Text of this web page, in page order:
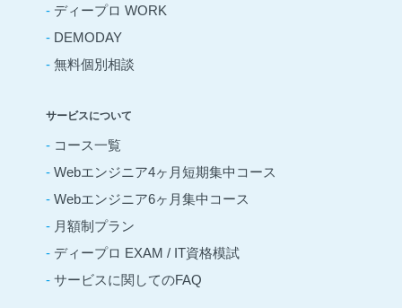
- ディープロ WORK
- DEMODAY
- 無料個別相談
サービスについて
- コース一覧
- Webエンジニア4ヶ月短期集中コース
- Webエンジニア6ヶ月集中コース
- 月額制プラン
- ディープロ EXAM / IT資格模試
- サービスに関してのFAQ